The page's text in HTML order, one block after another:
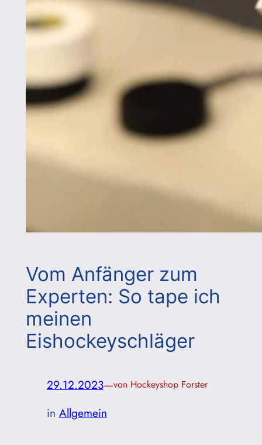
Vom Anfänger zum
Experten: So tape ich
meinen
Eishockeyschläger
29.12.2023—von Hockeyshop Forster
in Allgemein